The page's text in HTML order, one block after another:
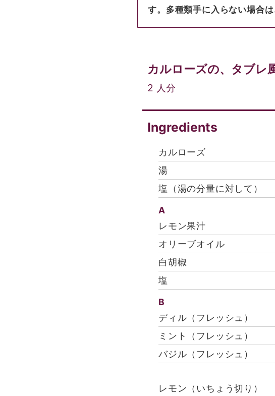
す。多種類手に入らない場合
カルローズの、タブレ
2 人分
Ingredients
カルローズ
湯
塩（湯の分量に対して）
A
レモン果汁
オリーブオイル
白胡椒
塩
B
ディル（フレッシュ）
ミント（フレッシュ）
バジル（フレッシュ）
レモン（いちょう切り）